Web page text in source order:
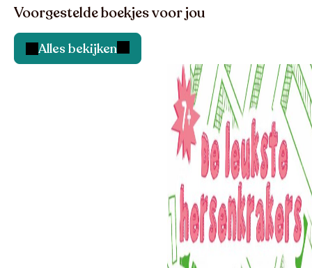
Voorgestelde boekjes voor jou
Alles bekijken